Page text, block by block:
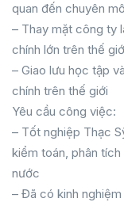
quan đến chuyên
– Thay mặt công ty
chính lớn trên thế
– Giao lưu học tập
chính trên thế giới
Yêu cầu công việc:
– Tốt nghiệp Thạc
kiểm toán, phân
nước
– Đã có kinh